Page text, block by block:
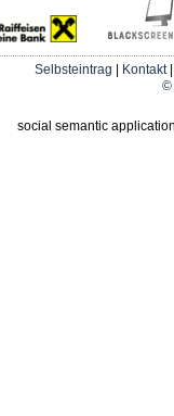
Selbsteintrag Kontakt
©
social semantic